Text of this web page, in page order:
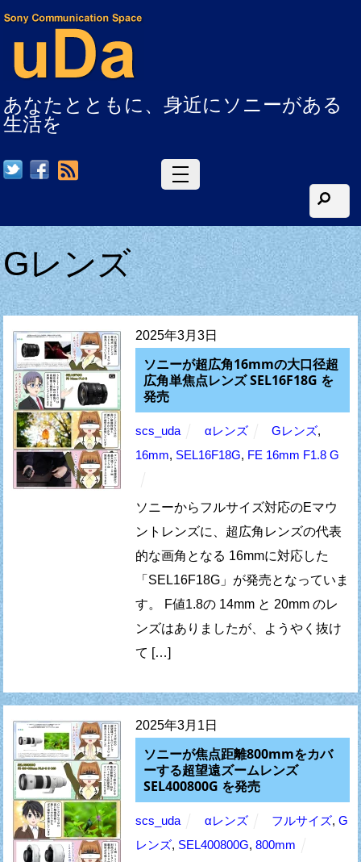
あなたとともに、身近にソニーがある
生活を
Gレンズ
2025年3月3日
ソニーが超広角16mmの大口径超
広角単焦点レンズ SEL16F18G を
発売
scs_uda αレンズ Gレンズ,
16mm, SEL16F18G, FE 16mm F1.8 G
ソニーからフルサイズ対応のEマウ
ントレンズに、超広角レンズの代表
的な画角となる 16mmに対応した
「SEL16F18G」が発売となっていま
す。 F値1.8の 14mm と 20mm のレ
ンズはありましたが、ようやく抜け
て […]
2025年3月1日
ソニーが焦点距離800mmをカバ
ーする超望遠ズームレンズ
SEL400800G を発売
scs_uda αレンズ フルサイズ,G
レンズ, SEL400800G,800mm